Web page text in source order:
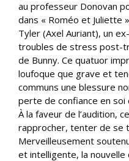
au professeur Donovan
dans « Roméo et Juliette
Tyler (Axel Auriant), un
troubles de stress post-
de Bunny. Ce quatuor
loufoque que grave et
communs une blessure
perte de confiance en
À la faveur de l’audition,
rapprocher, tenter de se
Merveilleusement
et intelligente, la nouvelle